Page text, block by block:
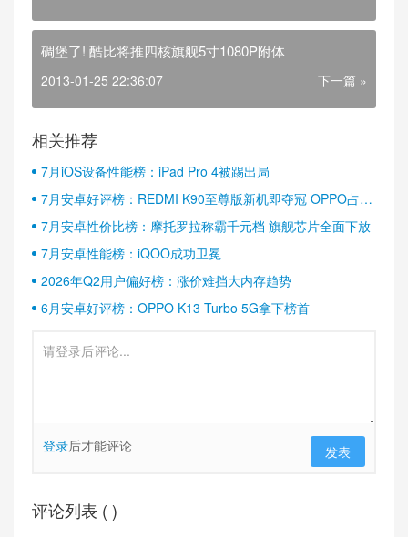
碉堡了! 酷比将推四核旗舰5寸1080P附体
2013-01-25 22:36:07 下一篇 »
相关推荐
7月iOS设备性能榜：iPad Pro 4被踢出局
7月安卓好评榜：REDMI K90至尊版新机即夺冠 OPPO占据
半壁江山
7月安卓性价比榜：摩托罗拉称霸千元档 旗舰芯片全面下放
7月安卓性能榜：iQOO成功卫冕
2026年Q2用户偏好榜：涨价难挡大内存趋势
6月安卓好评榜：OPPO K13 Turbo 5G拿下榜首
登录后才能评论 发表
评论列表 ( )